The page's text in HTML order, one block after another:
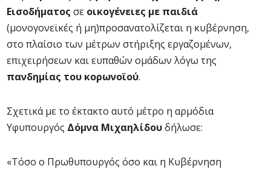
Εισοδήματος σε οικογένειες με παιδιά
(μονογονεϊκές ή μη)προσανατολίζεται η κυβέρνηση,
στο πλαίσιο των μέτρων στήριξης εργαζομένων,
επιχειρήσεων και ευπαθών ομάδων λόγω της
πανδημίας του κορωνοϊού.
Σχετικά με το έκτακτο αυτό μέτρο η αρμόδια
Υφυπουργός Δόμνα Μιχαηλίδουδήλωσε:
«Τόσο ο Πρωθυπουργός όσο και η Κυβέρνηση